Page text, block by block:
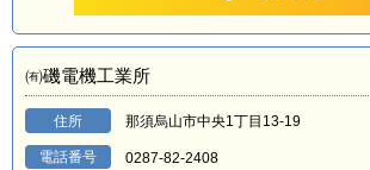
㈲磯電機工業所
住所 那須烏山市中央1丁目13-19
電話番号 0287-82-2408